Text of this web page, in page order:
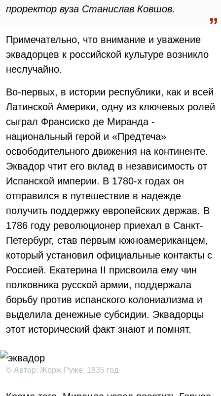
проректор вуза Станислав Ковшов.
Примечательно, что внимание и уважение
эквадорцев к российской культуре возникло
неслучайно.
Во-первых, в истории республики, как и всей
Латинской Америки, одну из ключевых ролей
сыграл Франсиско де Миранда -
национальный герой и «Предтеча»
освободительного движения на континенте.
Эквадор чтит его вклад в независимость от
Испанской империи. В 1780-х годах он
отправился в путешествие в надежде
получить поддержку европейских держав. В
1786 году революционер приехал в Санкт-
Петербург, став первым южноамериканцем,
который установил официальные контакты с
Россией. Екатерина II присвоила ему чин
полковника русской армии, поддержала
борьбу против испанского колониализма и
выделила денежные субсидии. Эквадорцы
этот исторический факт знают и помнят.
© Автор: Жорж Руже, 1835 год